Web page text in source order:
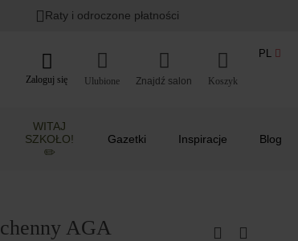
Raty i odroczone płatności
Zaloguj się Ulubione Koszyk
PL
WITAJ
SZKOŁO!
✏️
Gazetki Inspiracje Blog
AGA